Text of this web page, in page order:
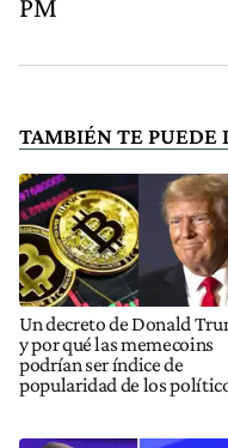
PM
TAMBIÉN TE PUEDE
Un decreto de Donald
y por qué las memecoins
podrían ser índice de
popularidad de los